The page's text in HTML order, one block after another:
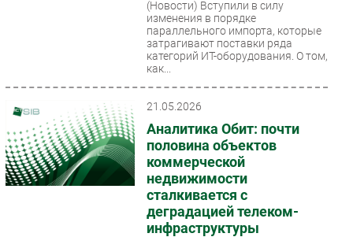
(Новости) Вступили в силу
изменения в порядке
параллельного импорта, которые
затрагивают поставки ряда
категорий ИТ-оборудования. О том,
как...
21.05.2026
Аналитика Обит: почти
половина объектов
коммерческой
недвижимости
сталкивается с
деградацией телеком-
инфраструктуры